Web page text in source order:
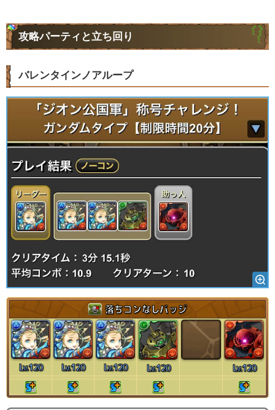
攻略パーティと立ち回り
バレンタインノアループ
落ちコンなしバッジ
Lv.120 Lv.120 Lv.120 Lv.120 Lv.120